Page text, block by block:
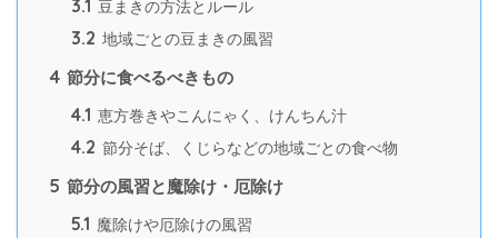
3.1 豆まきの方法とルール
3.2 地域ごとの豆まきの風習
4 節分に食べるべきもの
4.1 恵方巻きやこんにゃく、けんちん汁
4.2 節分そば、くじらなどの地域ごとの食べ物
5 節分の風習と魔除け・厄除け
5.1 魔除けや厄除けの風習